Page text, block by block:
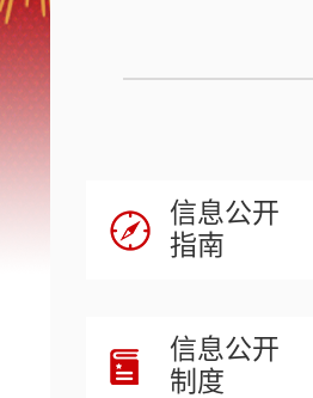
信息公开
指南
信息公开
制度